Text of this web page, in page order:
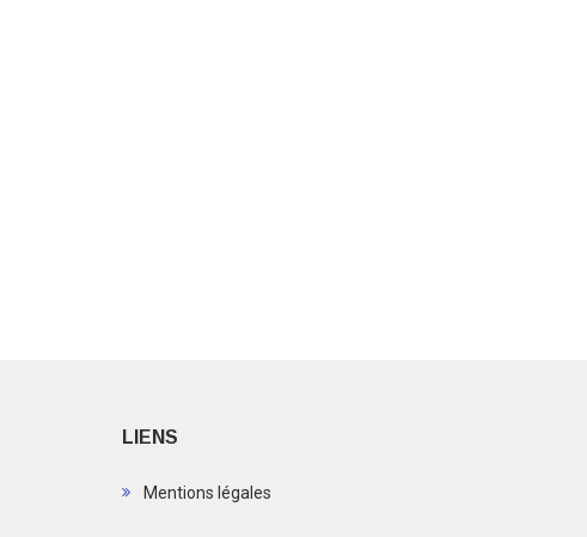
LIENS
Mentions légales